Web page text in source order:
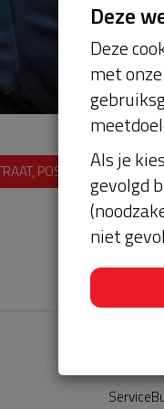
POSTCODE, PLAATS
Deze
Deze
met
Als je
gevolgd
niet